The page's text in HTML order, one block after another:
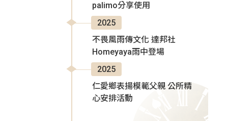
palimo分享使用
2025
不畏風雨傳文化 達邦社
Homeyaya雨中登場
2025
仁愛鄉表揚模範父親 公所精
心安排活動